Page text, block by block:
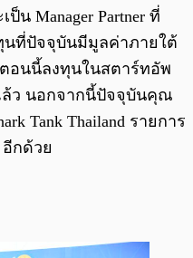
น Manager Partner ที่
นที่ปัจจุบันมีมูลค่าภายใต้
ตอนนี้ลงทุนในสตาร์ทอัพ
ล้ว นอกจากนี้ปัจจุบันคุณ
Tank Thailand รายการ
อีกด้วย